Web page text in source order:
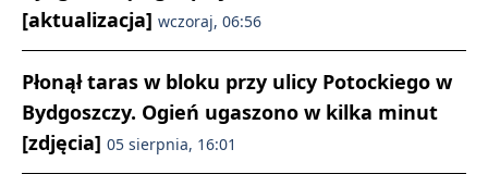
[aktualizacja] wczoraj, 06:56
Płonął taras w bloku przy ulicy Potockiego w
Bydgoszczy. Ogień ugaszono w kilka minut
[zdjęcia] 05 sierpnia, 16:01